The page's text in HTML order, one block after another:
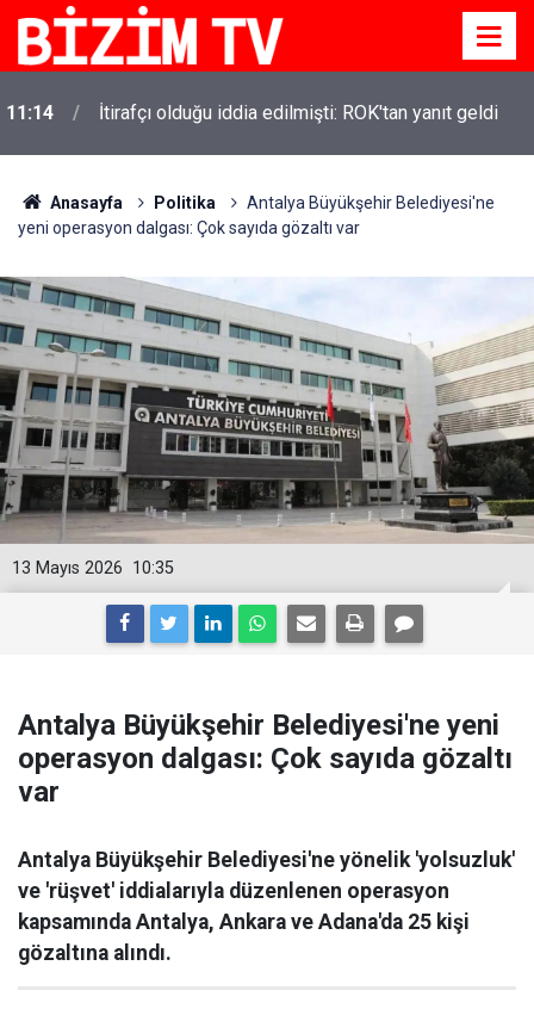
11:14 İtirafçı olduğu iddia edilmişti: ROK'tan yanıt geldi
Anasayfa Politika
Antalya Büyükşehir Belediyesi'ne
yeni operasyon dalgası: Çok sayıda gözaltı var
10:35
13 Mayıs 2026
Antalya Büyükşehir Belediyesi'ne yeni
operasyon dalgası: Çok sayıda gözaltı
var
Antalya Büyükşehir Belediyesi'ne yönelik 'yolsuzluk'
ve 'rüşvet' iddialarıyla düzenlenen operasyon
kapsamında Antalya, Ankara ve Adana'da 25 kişi
gözaltına alındı.